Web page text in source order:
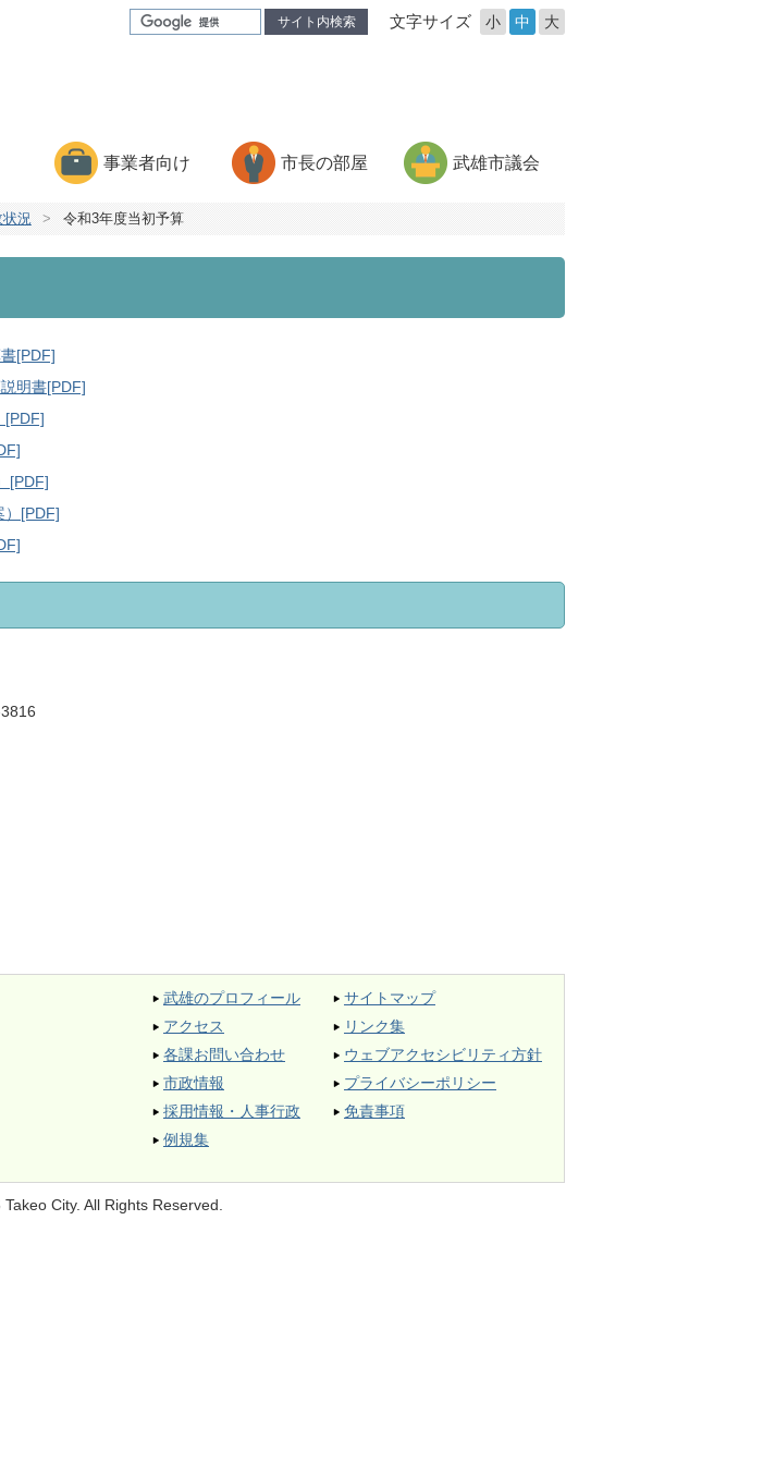
サイト内検索 文字サイズ 小 中 大
事業者向け 市長の部屋 武雄市議会
状況 > 令和3年度当初予算
[PDF]
明書[PDF]
[PDF]
[PDF]
）[PDF]
武雄のプロフィール
アクセス
各課お問い合わせ
市政情報
採用情報・人事行政
例規集
サイトマップ
リンク集
ウェブアクセシビリティ方針
プライバシーポリシー
免責事項
City. All Rights Reserved.